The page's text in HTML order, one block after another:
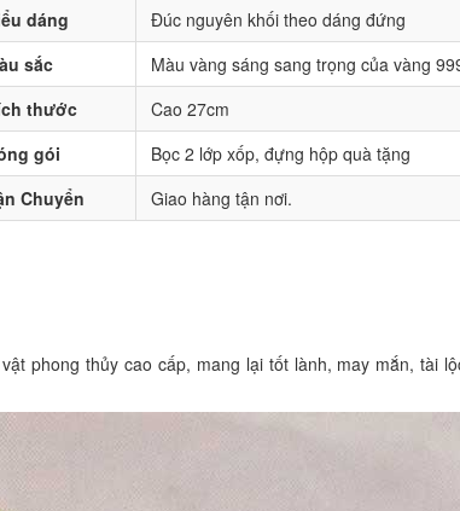
dáng
Đúc nguyên khối theo dáng đứng
sắc
Màu vàng sáng sang trọng của vàng
thước
Cao 27cm
gói
Bọc 2 lớp xốp, đựng hộp quà tặng
Chuyển
Giao hàng tận nơi.
phong thủy cao cấp, mang lại tốt lành, may mắn, tài